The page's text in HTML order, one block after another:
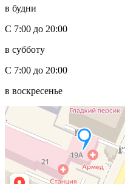
в будни
С 7:00 до 20:00
в субботу
С 7:00 до 20:00
в воскресенье